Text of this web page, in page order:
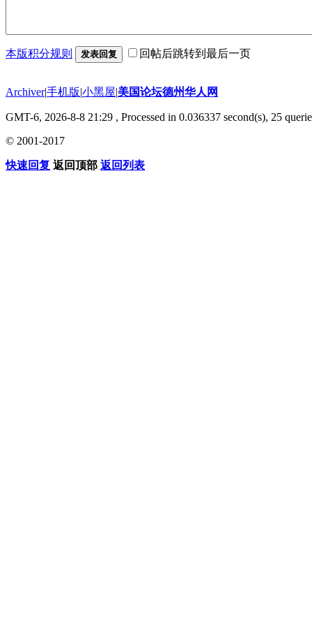
本版积分规则 发表回复 回帖后跳转到最后一页
Archiver|手机版|小黑屋|美国论坛德州华人网
GMT-6, 2026-8-8 21:29 , Processed in 0.036337 second(s), 25
© 2001-2017
快速回复 返回顶部 返回列表